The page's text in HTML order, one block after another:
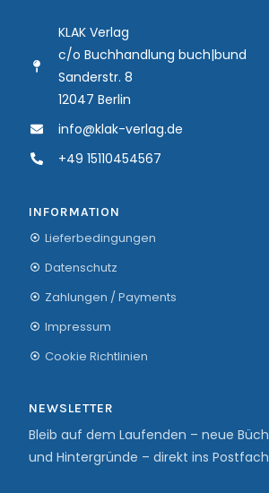
KLAK Verlag
c/o Buchhandlung buch|bund
Sanderstr. 8
12047 Berlin
info@klak-verlag.de
+49 15110454567
INFORMATION
Lieferbedingungen
Datenschutz
Zahlungen / Payments
Impressum
Cookie Richtlinien
NEWSLETTER
Bleib auf dem Laufenden – neue
und Hintergründe – direkt ins Postfach